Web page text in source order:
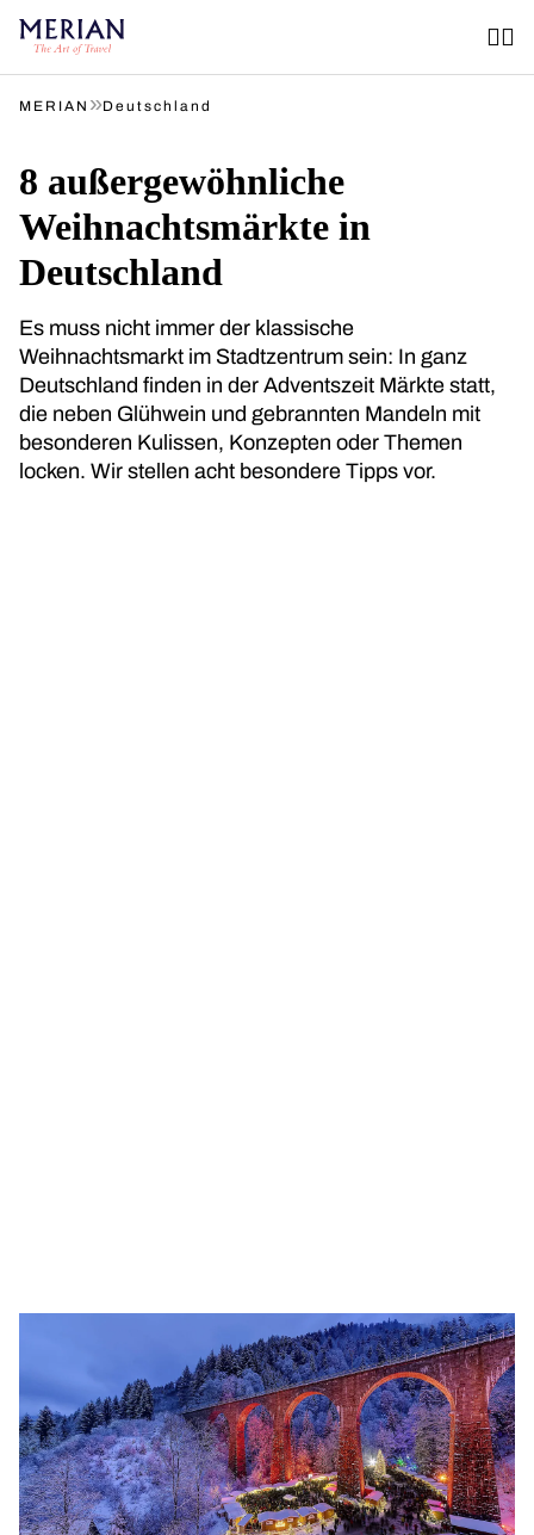
MERIAN »Deutschland
8 außergewöhnliche
Weihnachtsmärkte in
Deutschland
Es muss nicht immer der klassische
Weihnachtsmarkt im Stadtzentrum sein: In ganz
Deutschland finden in der Adventszeit Märkte statt,
die neben Glühwein und gebrannten Mandeln mit
besonderen Kulissen, Konzepten oder Themen
locken. Wir stellen acht besondere Tipps vor.